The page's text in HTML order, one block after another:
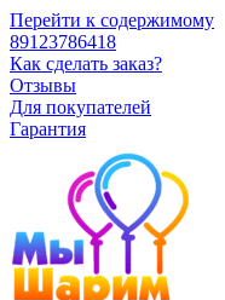
Перейти к содержимому
89123786418
Как сделать заказ?
Отзывы
Для покупателей
Гарантия